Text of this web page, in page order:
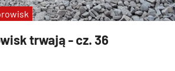
trwają - cz. 36